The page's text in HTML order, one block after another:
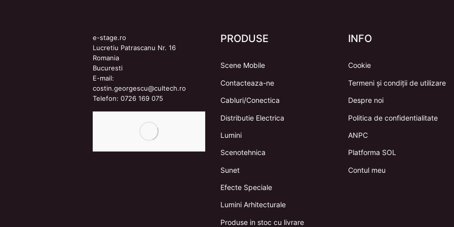
e-stage.ro
Lucretiu Patrascanu Nr. 16
Romania
Bucuresti
E-mail:
costin.georgescu@cultech.ro
Telefon: 0726 169 075
PRODUSE
Scene Mobile
Contacteaza-ne
Cabluri/Conectica
Distributie Electrica
Lumini
Scenotehnica
Sunet
Efecte Speciale
Lumini Arhitecturale
Produse in stoc cu livrare
INFO
Cookie
Termeni și condiții de utilizare
Despre noi
Politica de confidentialitate
ANPC
Platforma SOL
Contul meu